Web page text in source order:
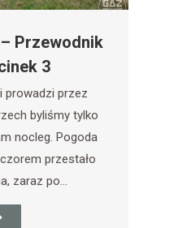
Przewodnik
3
prowadzi przez
byliśmy tylko
nocleg. Pogoda
przestało
zaraz po…